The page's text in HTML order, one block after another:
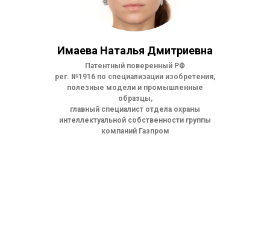
Имаева Наталья Дмитриевна
Патентный поверенный РФ
рег. №1916 по специализации изобретения,
полезные модели и промышленные
образцы,
главный специалист отдела охраны
интеллектуальной собственности группы
компаний Газпром